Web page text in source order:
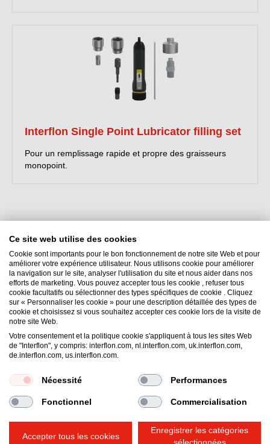
Interflon Single Point Lubricator filling set
Pour un remplissage rapide et propre des graisseurs
monopoint.
Interflon België NV
Nieuwe Baan 18
9111 Sint-Niklaas (Belsele, Vlaanderen)
Belgique
Email:belgium@interflon.com
Conditions Générales de Vente
Politique de Confidentialité
Mentions Légales
Politique en matière de cookies
Ce site web utilise des cookies
Cookie sont importants pour le bon fonctionnement de notre site Web et pour
améliorer votre expérience utilisateur. Nous utilisons cookie pour améliorer
la navigation sur le site, analyser l'utilisation du site et nous aider dans nos
efforts de marketing. Vous pouvez accepter tous les cookie , refuser tous
cookie facultatifs ou sélectionner des types spécifiques de cookie . Cliquez
sur « Personnaliser les cookie » pour une description détaillée des types de
cookie et choisissez si vous souhaitez accepter ces cookie lors de la visite de
notre site Web.
Votre consentement et la politique cookie s'appliquent à tous les sites Web
de "Interflon", y compris: interflon.com, nl.interflon.com, uk.interflon.com,
de.interflon.com, us.interflon.com.
Nécessité Performances
Fonctionnel Commercialisation
Accepter tous les cookies
Enregistrer les catégories
Bonjour, comment pouvons-nous vous
aider ?